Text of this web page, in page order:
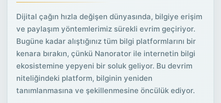
Dijital çağın hızla değişen dünyasında, bilgiye erişim
ve paylaşım yöntemlerimiz sürekli evrim geçiriyor.
Bugüne kadar alıştığınız tüm bilgi platformlarını bir
kenara bırakın, çünkü Nanorator ile internetin bilgi
ekosistemine yepyeni bir soluk geliyor. Bu devrim
niteliğindeki platform, bilginin yeniden
tanımlanmasına ve şekillenmesine öncülük ediyor.